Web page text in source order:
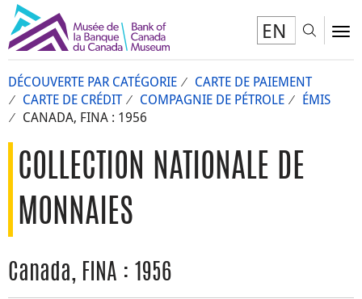
EN
DÉCOUVERTE PAR CATÉGORIE
CARTE DE PAIEMENT
CARTE DE CRÉDIT
COMPAGNIE DE PÉTROLE
ÉMIS
CANADA, FINA : 1956
COLLECTION NATIONALE DE
MONNAIES
Canada, FINA : 1956